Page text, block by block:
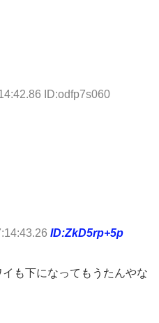
ID:odfp7s060
ID:ZkD5rp+5p
も下になってもうたんやな